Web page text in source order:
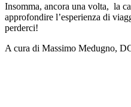
Insomma, ancora una volta, la
approfondire l’esperienza di
perderci!
A cura di Massimo Medugno,